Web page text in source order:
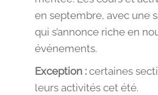
en septembre, avec une
qui s’annonce riche en
événements.
Exception :certaines
leurs activités cet été.